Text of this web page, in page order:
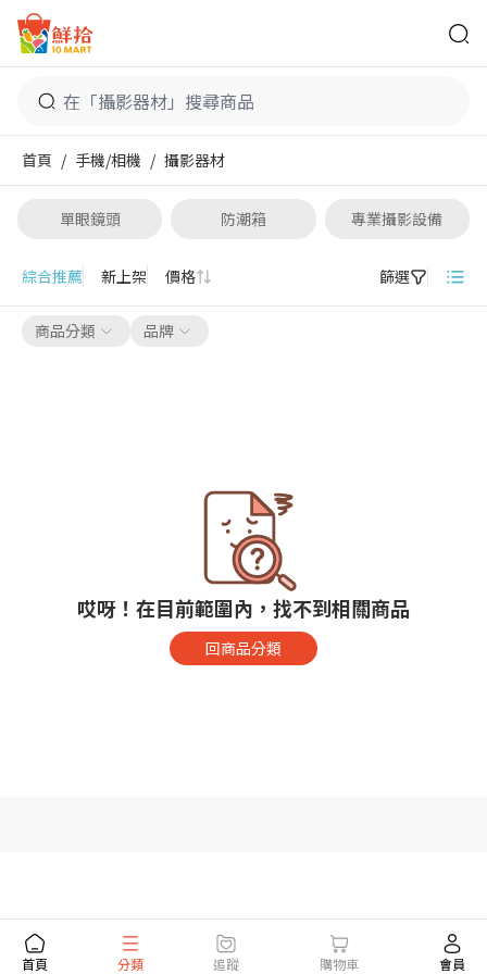
鮮拾
首頁 / 手機/相機 / 攝影器材
單眼鏡頭 防潮箱
專業攝影設備
綜合推薦 新上架 價格 篩選
商品分類 品牌
哎呀！在目前範圍內，找不到相關商品
回商品分類
首頁 分類 追蹤 購物車 會員